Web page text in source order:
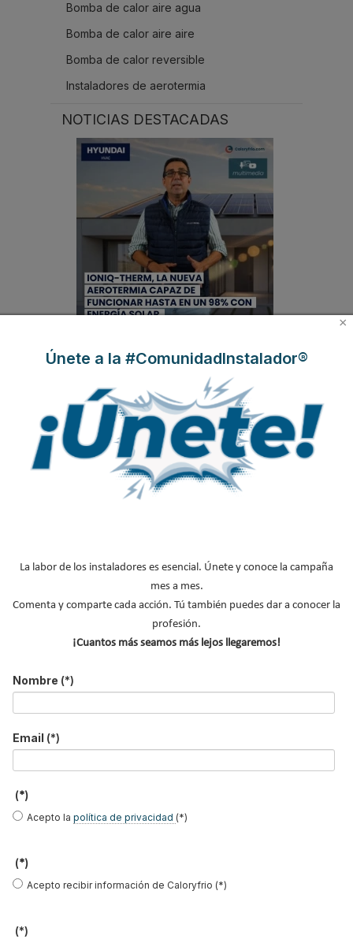
Bomba de calor aire agua
Bomba de calor aire aire
Bomba de calor reversible
Instaladores de aerotermia
NOTICIAS DESTACADAS
Hyundai presenta IONIQ-THERM, la nueva
98% con energía solar
Solo el 13% de los hogares cuenta con
aerotermia: las falsas creencias que todavía
Suscríbete a
nuestros boletines
Y RECIBE EN TU EMAIL TODA LA
Email *
×
Únete a la #ComunidadInstalador®
La labor de los instaladores es esencial. Únete y conoce la campaña
mes a mes.
Comenta y comparte cada acción. Tú también puedes dar a conocer la
profesión.
¡Cuantos más seamos más lejos llegaremos!
Nombre (*)
Email (*)
(*)
Acepto la política de privacidad (*)
(*)
Acepto recibir información de Caloryfrio (*)
(*)